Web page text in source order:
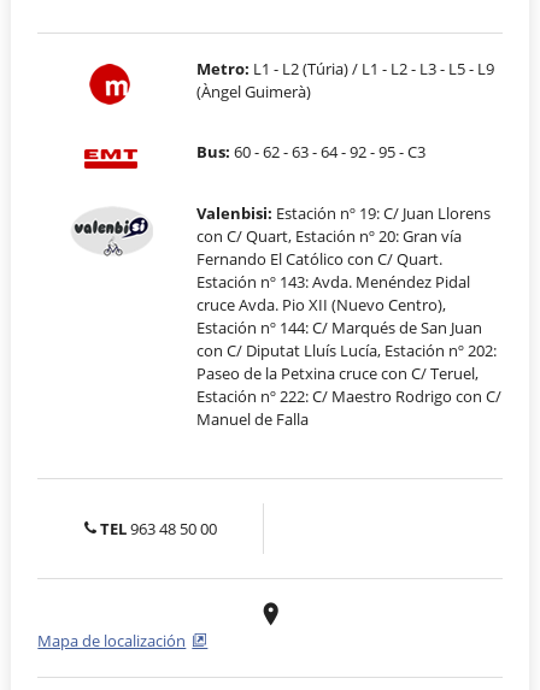
Metro: L1 - L2 (Túria) / L1 - L2 - L3 - L5 - L9
(Àngel Guimerà)
Bus: 60 - 62 - 63 - 64 - 92 - 95 - C3
Valenbisi: Estación nº 19: C/ Juan Llorens
con C/ Quart, Estación nº 20: Gran vía
Fernando El Católico con C/ Quart.
Estación nº 143: Avda. Menéndez Pidal
cruce Avda. Pio XII (Nuevo Centro),
Estación nº 144: C/ Marqués de San Juan
con C/ Diputat Lluís Lucía, Estación nº 202:
Paseo de la Petxina cruce con C/ Teruel,
Estación nº 222: C/ Maestro Rodrigo con C/
Manuel de Falla
TEL963 48 50 00
Mapa de localización